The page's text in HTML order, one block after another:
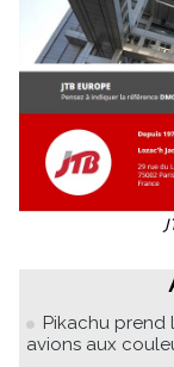
Pikachu prend
avions aux